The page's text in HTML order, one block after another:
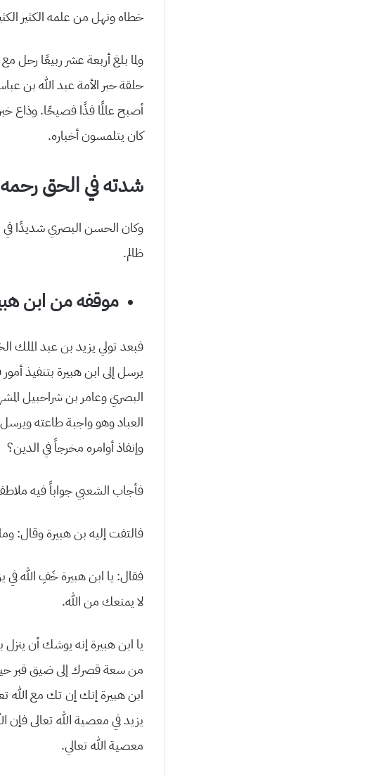
خطاه ونهل من علمه الكثير
ولما بلغ أربعة عشر ربيعًا رحل
حلقة حبر الأمة عبد الله بن
أصبح عالمًا فذًا فصيحًا. وذاع
كان يتلمسون أخباره.
شدته في الحق رحمه
وكان الحسن البصري شديدًا في
ظالم.
موقفه من ابن
فبعد تولي يزيد بن عبد الملك
يرسل إلى ابن هبيرة بتنفيذ
البصري وعامر بن شراحبيل
العباد وهو واجبة طاعته ويرسل
وإنفاذ أوامره مخرجاً في الدين؟
فأجاب الشعبي جواباً فيه
فالتفت إليه بن هبيرة وقال:
فقال: يا ابن هبيرة خَفِ الله
لا يمنعك من الله.
يا ابن هبيرة إنه يوشك أن
من سعة قصرك إلى ضيق قبر
ابن هبيرة إنك إن تك مع الله
يزيد في معصية الله تعالى فإن
معصية الله تعالي.